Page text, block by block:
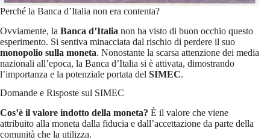
Perché la Banca d’Italia non era contenta?
Ovviamente, la Banca d’Italia non ha visto di buon occhio questo
esperimento. Si sentiva minacciata dal rischio di perdere il suo
monopolio sulla moneta. Nonostante la scarsa attenzione dei media
nazionali all’epoca, la Banca d’Italia si è attivata, dimostrando
l’importanza e la potenziale portata del SIMEC.
Domande e Risposte sul SIMEC
Cos’è il valore indotto della moneta? È il valore che viene
attribuito alla moneta dalla fiducia e dall’accettazione da parte della
comunità che la utilizza.